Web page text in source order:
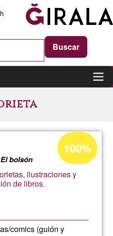
El bolsón
ilustraciones y
de libros.
comics (guión y
Porcentaje
de
aceptación
de
100%